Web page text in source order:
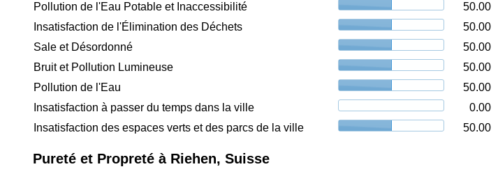
Pollution de l'Eau Potable et Inaccessibilité
50.00
Insatisfaction de l'Élimination des Déchets
50.00
Sale et Désordonné
50.00
Bruit et Pollution Lumineuse
50.00
Pollution de l'Eau
50.00
Insatisfaction à passer du temps dans la ville
0.00
Insatisfaction des espaces verts et des parcs de la ville
50.00
Pureté et Propreté à Riehen, Suisse